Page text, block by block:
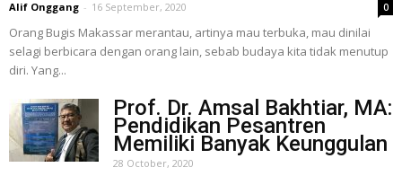
Alif Onggang - 16 September, 2020 0
Orang Bugis Makassar merantau, artinya mau terbuka, mau dinilai
selagi berbicara dengan orang lain, sebab budaya kita tidak menutup
diri. Yang...
Prof. Dr. Amsal Bakhtiar, MA:
Pendidikan Pesantren
Memiliki Banyak Keunggulan
28 October, 2020